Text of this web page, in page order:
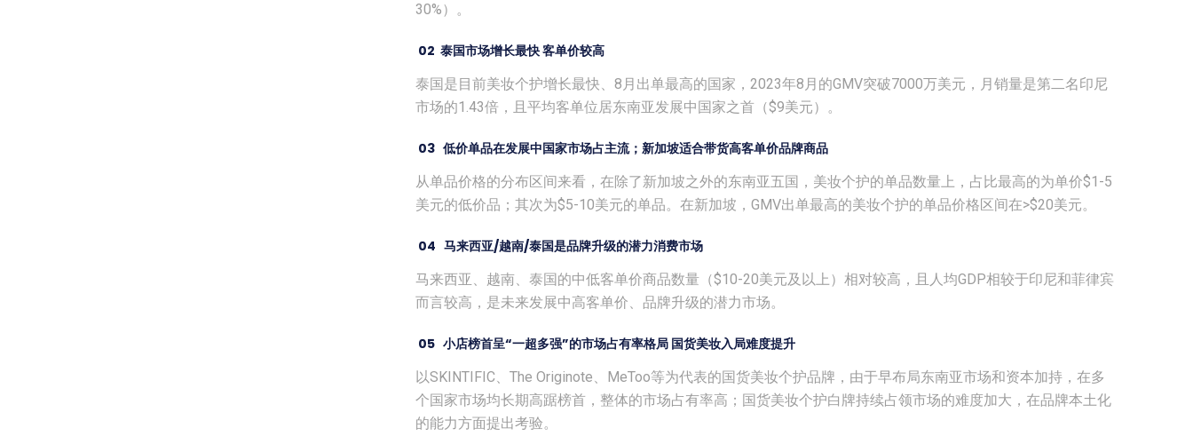
30%）。
02 泰国市场增长最快 客单价较高
泰国是目前美妆个护增长最快、8月出单最高的国家，2023年8月的GMV突破7000万美元，月销量是第二名印尼
市场的1.43倍，且平均客单位居东南亚发展中国家之首（$9美元）。
03 低价单品在发展中国家市场占主流；新加坡适合带货高客单价品牌商品
从单品价格的分布区间来看，在除了新加坡之外的东南亚五国，美妆个护的单品数量上，占比最高的为单价$1-5
美元的低价品；其次为$5-10美元的单品。在新加坡，GMV出单最高的美妆个护的单品价格区间在>$20美元。
04 马来西亚/越南/泰国是品牌升级的潜力消费市场
马来西亚、越南、泰国的中低客单价商品数量（$10-20美元及以上）相对较高，且人均GDP相较于印尼和菲律宾
而言较高，是未来发展中高客单价、品牌升级的潜力市场。
05 小店榜首呈“一超多强”的市场占有率格局 国货美妆入局难度提升
以SKINTIFIC、The Originote、MeToo等为代表的国货美妆个护品牌，由于早布局东南亚市场和资本加持，在多
个国家市场均长期高踞榜首，整体的市场占有率高；国货美妆个护白牌持续占领市场的难度加大，在品牌本土化
的能力方面提出考验。